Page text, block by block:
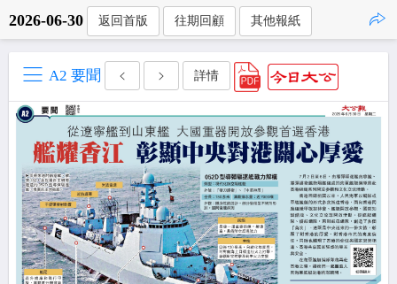
2026-06-30 返回首版 往期回顧 其他報紙
A2 要聞 詳情